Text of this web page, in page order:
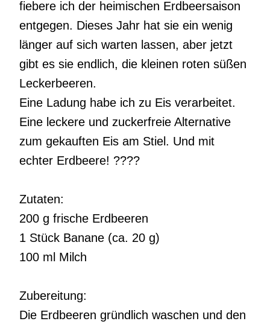
fiebere ich der heimischen Erdbeersaison
entgegen. Dieses Jahr hat sie ein wenig
länger auf sich warten lassen, aber jetzt
gibt es sie endlich, die kleinen roten süßen
Leckerbeeren.
Eine Ladung habe ich zu Eis verarbeitet.
Eine leckere und zuckerfreie Alternative
zum gekauften Eis am Stiel. Und mit
echter Erdbeere! ????
Zutaten:
200 g frische Erdbeeren
1 Stück Banane (ca. 20 g)
100 ml Milch
Zubereitung:
Die Erdbeeren gründlich waschen und den